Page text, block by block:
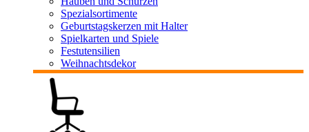
Spezialsortimente
Geburtstagskerzen mit Halter
Spielkarten und Spiele
Festutensilien
Weihnachtsdekor